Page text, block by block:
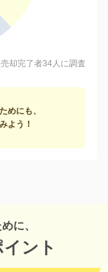
売却完了者34人に調査
めにも、
よう！
に、
ント